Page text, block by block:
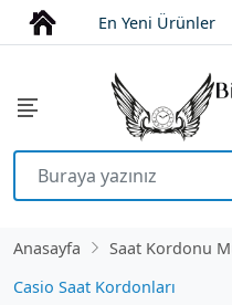
En Yeni Ürünler
Anasayfa Saat Kordonu
Casio Saat Kordonları